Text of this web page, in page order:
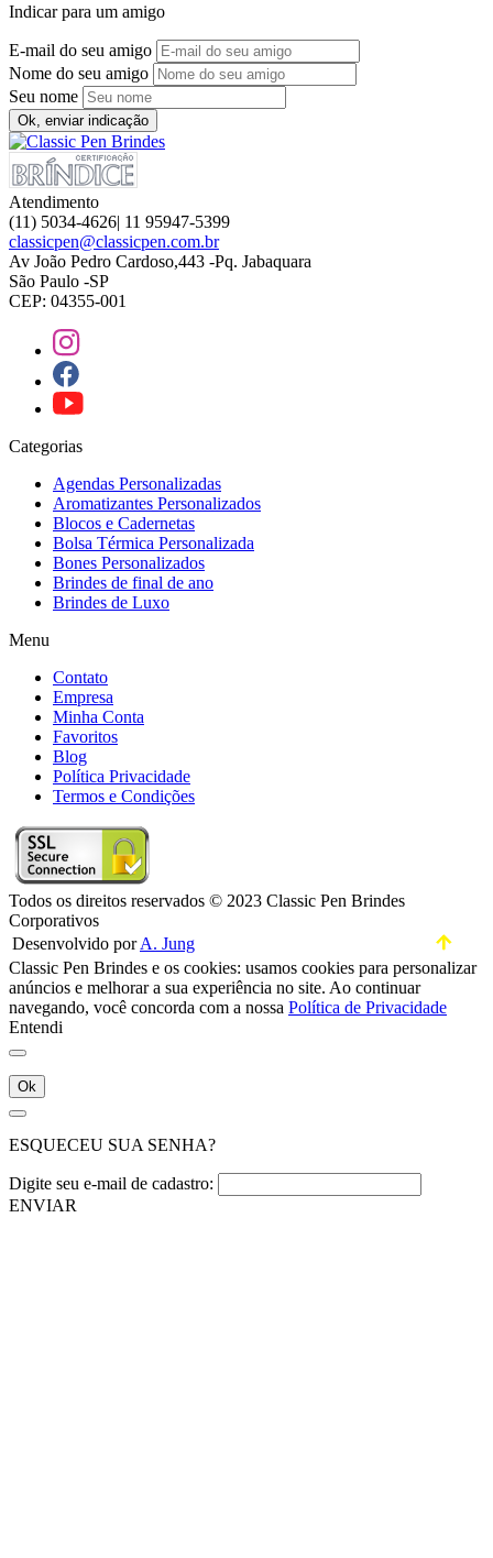
Indicar para um amigo
E-mail do seu amigo
Nome do seu amigo
Seu nome
Ok, enviar indicação
Atendimento
(11) 5034-4626| 11 95947-5399
classicpen@classicpen.com.br
Av João Pedro Cardoso,443 -Pq. Jabaquara
São Paulo -SP
CEP: 04355-001
Categorias
Agendas Personalizadas
Aromatizantes Personalizados
Blocos e Cadernetas
Bolsa Térmica Personalizada
Bones Personalizados
Brindes de final de ano
Brindes de Luxo
Menu
Contato
Empresa
Minha Conta
Favoritos
Blog
Política Privacidade
Termos e Condições
Todos os direitos reservados © 2023 Classic Pen Brindes
Corporativos
Desenvolvido porA. Jung
Classic Pen Brindes e os cookies: usamos cookies para personalizar
anúncios e melhorar a sua experiência no site. Ao continuar
navegando, você concorda com a nossa Política de Privacidade
Entendi
Ok
ESQUECEU SUA SENHA?
Digite seu e-mail de cadastro:
ENVIAR